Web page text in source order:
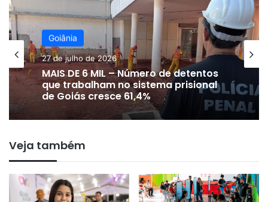
Goiânia
27 de julho de 2026
MAIS DE 6 MIL – Número de detentos
que trabalham no sistema prisional
de Goiás cresce 61,4%
Veja também